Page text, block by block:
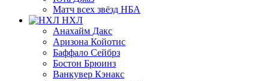
Матч всех звёзд НБА
НХЛ
Анахайм Дакс
Аризона Койотис
Баффало Сейбрз
Бостон Брюинз
Ванкувер Кэнакс